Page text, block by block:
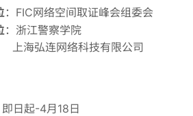
：FIC网络空间取证峰会组委会
：浙江警察学院
连网络科技有限公司
即日起-4月18日